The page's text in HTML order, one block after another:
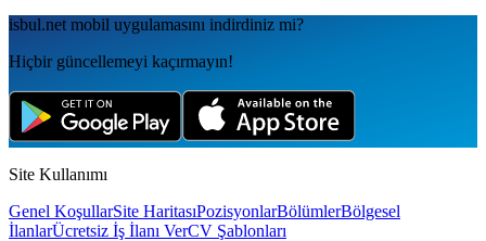
isbul.net mobil uygulamаsını indirdiniz mi?
Hiçbir güncellemeyi kaçırmayın!
Site Kullanımı
Genel KoşullarSite HaritasıPozisyonlarBölümlerBölgesel
İlanlarÜcretsiz İş İlanı VerCV Şablonları